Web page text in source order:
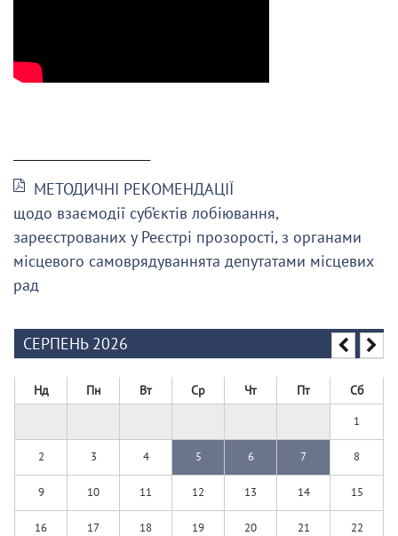
МЕТОДИЧНІ РЕКОМЕНДАЦІЇ
щодо взаємодії суб’єктів лобіювання,
зареєстрованих у Реєстрі прозорості, з органами
місцевого самоврядуваннята депутатами місцевих
рад
СЕРПЕНЬ 2026
Нд Пн Вт Ср Чт Пт Сб
1
2 3 4 5 6 7 8
9 10 11 12 13 14 15
16 17 18 19 20 21 22